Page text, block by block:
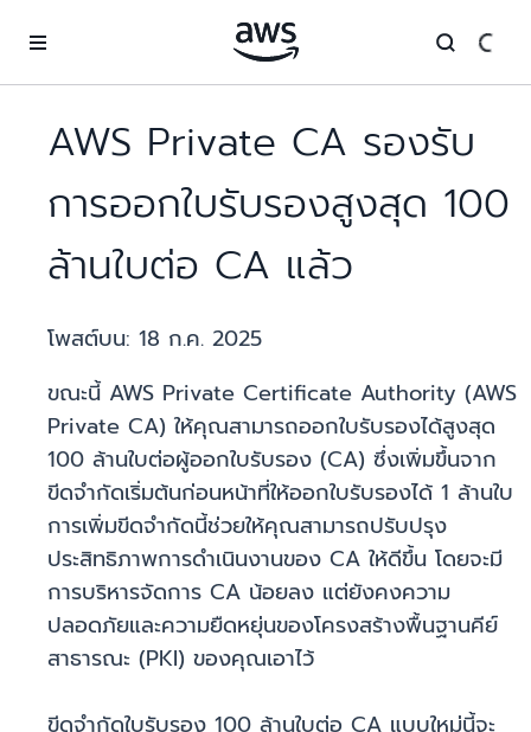
AWS Private CA รองรับ
การออกใบรับรองสูงสุด 100
ล้านใบต่อ CA แล้ว
โพสต์บน: 18 ก.ค. 2025
ขณะนี้ AWS Private Certificate Authority (AWS
Private CA) ให้คุณสามารถออกใบรับรองได้สูงสุด
100 ล้านใบต่อผู้ออกใบรับรอง (CA) ซึ่งเพิ่มขึ้นจาก
ขีดจำกัดเริ่มต้นก่อนหน้าที่ให้ออกใบรับรองได้ 1 ล้านใบ
การเพิ่มขีดจำกัดนี้ช่วยให้คุณสามารถปรับปรุง
ประสิทธิภาพการดำเนินงานของ CA ให้ดีขึ้น โดยจะมี
การบริหารจัดการ CA น้อยลง แต่ยังคงความ
ปลอดภัยและความยืดหยุ่นของโครงสร้างพื้นฐานคีย์
สาธารณะ (PKI) ของคุณเอาไว้
ขีดจำกัดใบรับรอง 100 ล้านใบต่อ CA แบบใหม่นี้จะ